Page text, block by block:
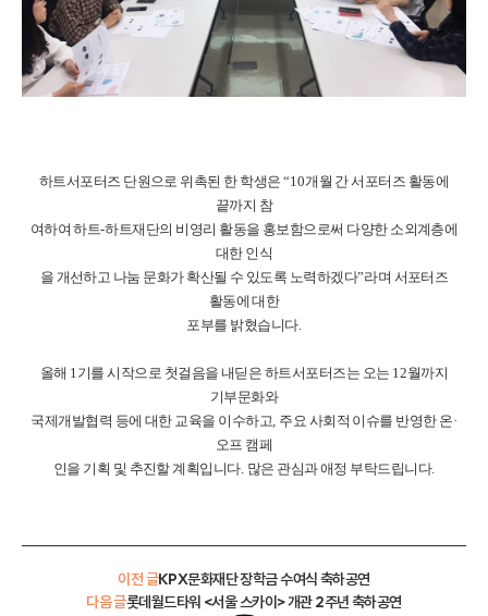
하트서포터즈 단원으로 위촉된 한 학생은“10개월 간 서포터즈 활동에
끝까지 참
여하여 하트-하트재단의 비영리 활동을 홍보함으로써 다양한 소외계층에
대한 인식
을 개선하고 나눔 문화가 확산될 수 있도록 노력하겠다”라며 서포터즈
활동에 대한
포부를 밝혔습니다.
올해 1기를 시작으로 첫걸음을 내딛은 하트서포터즈는 오는 12월까지
기부문화와
국제개발협력 등에 대한 교육을 이수하고, 주요 사회적 이슈를 반영한 온·
오프 캠페
인을 기획 및 추진할 계획입니다. 많은 관심과 애정 부탁드립니다.
이전 글KPX문화재단 장학금 수여식 축하공연
롯데월드타워 <서울 스카이> 개관 2주년 축하공연
다음 글